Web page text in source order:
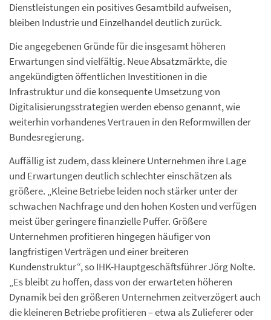
Dienstleistungen ein positives Gesamtbild aufweisen,
bleiben Industrie und Einzelhandel deutlich zurück.
Die angegebenen Gründe für die insgesamt höheren
Erwartungen sind vielfältig. Neue Absatzmärkte, die
angekündigten öffentlichen Investitionen in die
Infrastruktur und die konsequente Umsetzung von
Digitalisierungsstrategien werden ebenso genannt, wie
weiterhin vorhandenes Vertrauen in den Reformwillen der
Bundesregierung.
Auffällig ist zudem, dass kleinere Unternehmen ihre Lage
und Erwartungen deutlich schlechter einschätzen als
größere. „Kleine Betriebe leiden noch stärker unter der
schwachen Nachfrage und den hohen Kosten und verfügen
meist über geringere finanzielle Puffer. Größere
Unternehmen profitieren hingegen häufiger von
langfristigen Verträgen und einer breiteren
Kundenstruktur“, so IHK-Hauptgeschäftsführer Jörg Nolte.
„Es bleibt zu hoffen, dass von der erwarteten höheren
Dynamik bei den größeren Unternehmen zeitverzögert auch
die kleineren Betriebe profitieren – etwa als Zulieferer oder